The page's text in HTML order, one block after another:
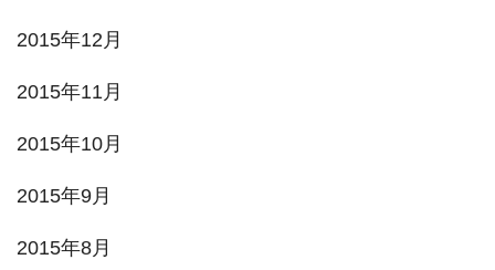
2015年12月
2015年11月
2015年10月
2015年9月
2015年8月